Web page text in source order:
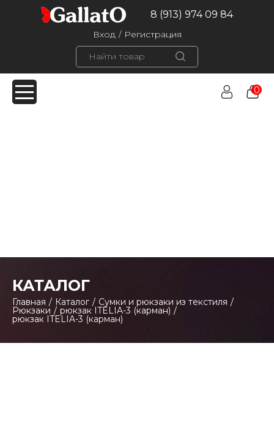
8 (913) 974 09 84
Вход / Регистрация
0
КАТАЛОГ
Главная / Каталог / Сумки и рюкзаки из текстиля /
Рюкзаки / рюкзак ITELIA-3 (карман) /
рюкзак ITELIA-3 (карман)